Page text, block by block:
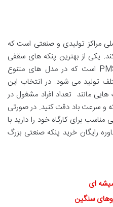
مراکز تولیدی و صنعتی است که
یکی از بهترین پنکه های سقفی
برای محیط های کارگاهی، فن PMSM است که در مدل های متنوع
تولید می شود. در انتخاب این
هایی مانند تعداد افراد مشغول در
و سرعت باد دقت کنید. در صورتی
برای کارگاه خود را دارید با
رایگان خرید پنکه صنعتی بزرگ
ای
سنگین